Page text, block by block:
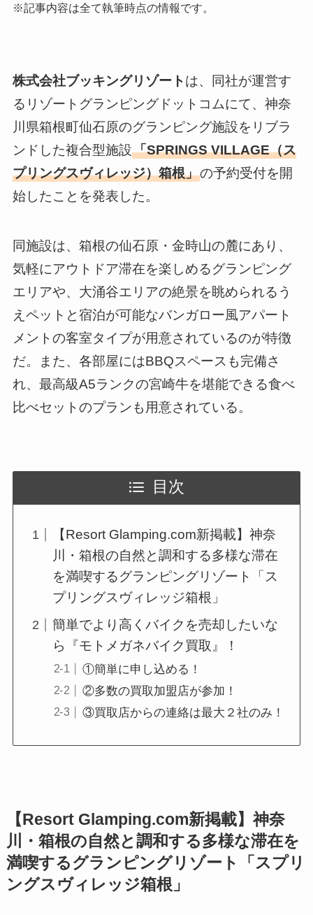
※記事内容は全て執筆時点の情報です。
株式会社ブッキングリゾートは、同社が運営す
るリゾートグランピングドットコムにて、神奈
川県箱根町仙石原のグランピング施設をリブラ
ンドした複合型施設「SPRINGS VILLAGE（ス
プリングスヴィレッジ）箱根」の予約受付を開
始したことを発表した。
同施設は、箱根の仙石原・金時山の麓にあり、
気軽にアウトドア滞在を楽しめるグランピング
エリアや、大涌谷エリアの絶景を眺められるう
えペットと宿泊が可能なバンガロー風アパート
メントの客室タイプが用意されているのが特徴
だ。また、各部屋にはBBQスペースも完備さ
れ、最高級A5ランクの宮崎牛を堪能できる食べ
比べセットのプランも用意されている。
目次
【Resort Glamping.com新掲載】神奈
川・箱根の自然と調和する多様な滞在
を満喫するグランピングリゾート「ス
プリングスヴィレッジ箱根」
簡単でより高くバイクを売却したいな
ら『モトメガネバイク買取』！
①簡単に申し込める！
②多数の買取加盟店が参加！
③買取店からの連絡は最大２社のみ！
【Resort Glamping.com新掲載】神奈
川・箱根の自然と調和する多様な滞在を
満喫するグランピングリゾート「スプリ
ングスヴィレッジ箱根」